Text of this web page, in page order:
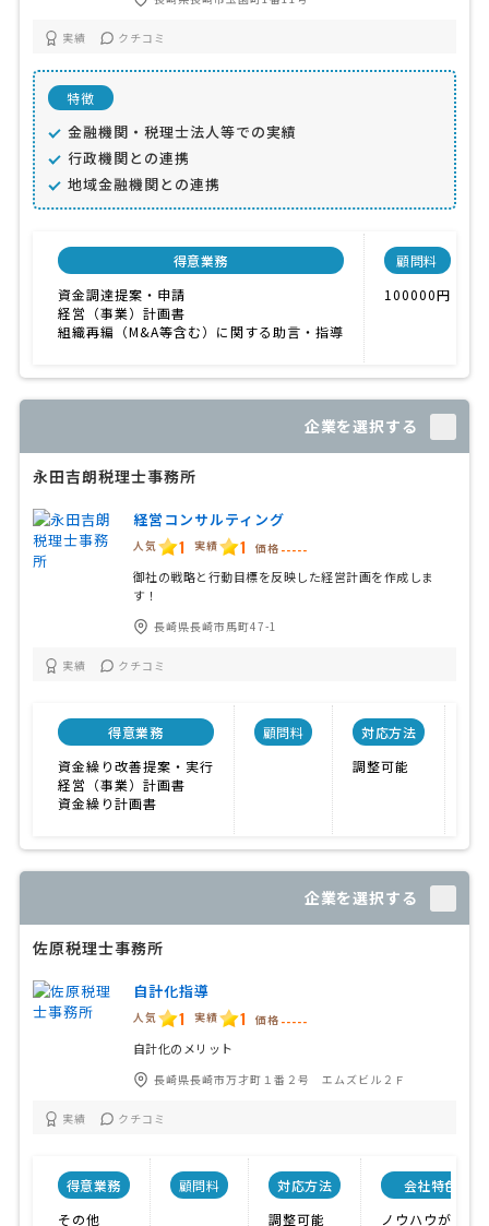
実績 クチコミ
特徴
金融機関・税理士法人等での実績
行政機関との連携
地域金融機関との連携
得意業務
資金調達提案・申請
経営（事業）計画書
組織再編（M&A等含む）に関する助言・指導
顧問料
100000円
企業を選択する
永田吉朗税理士事務所
経営コンサルティング
人気 1 実績 1 価格 -----
御社の戦略と行動目標を反映した経営計画を作成しま
す！
長崎県長崎市馬町47-1
実績 クチコミ
得意業務
資金繰り改善提案・実行
経営（事業）計画書
資金繰り計画書
顧問料
対応方法
調整可能
企業を選択する
佐原税理士事務所
自計化指導
人気 1 実績 1 価格 -----
自計化のメリット
長崎県長崎市万才町１番２号 エムズビル２Ｆ
実績 クチコミ
得意業務
その他
顧問料
対応方法
調整可能
会社特色
ノウハウが充実